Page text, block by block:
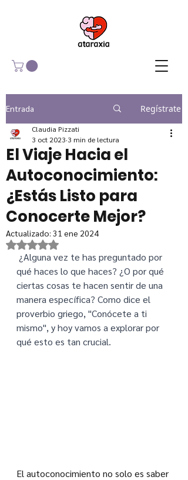
Entrada Regístrate
El Viaje Hacia el
Autoconocimiento:
¿Estás Listo para
Conocerte Mejor?
Claudia Pizzati
3 oct 2023 3 min de lectura
Actualizado: 31 ene 2024
Obtuvo NaN de 5 estrellas.
qué haces lo que haces? ¿O por qué
ciertas cosas te hacen sentir de una
manera específica? Como dice el
proverbio griego, "Conócete a ti
mismo", y hoy vamos a explorar por
qué esto es tan crucial.
El autoconocimiento no solo es saber